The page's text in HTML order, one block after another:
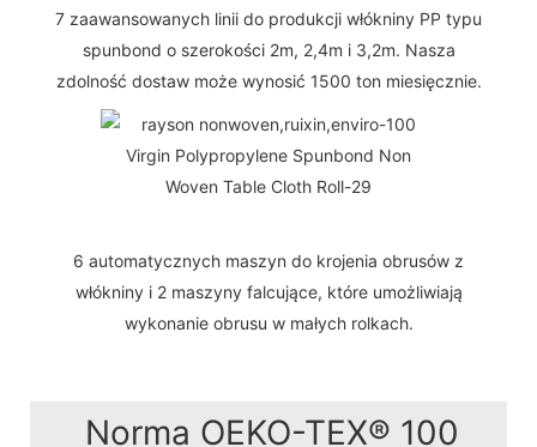
7 zaawansowanych linii do produkcji włókniny PP typu
spunbond o szerokości 2m, 2,4m i 3,2m. Nasza
zdolność dostaw może wynosić 1500 ton miesięcznie.
6 automatycznych maszyn do krojenia obrusów z
włókniny i 2 maszyny falcujące, które umożliwiają
wykonanie obrusu w małych rolkach.
Norma OEKO-TEX® 100